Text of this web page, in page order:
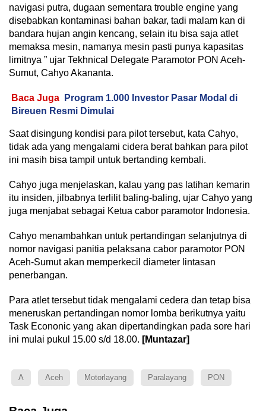
navigasi putra, dugaan sementara trouble engine yang
disebabkan kontaminasi bahan bakar, tadi malam kan di
bandara hujan angin kencang, selain itu bisa saja atlet
memaksa mesin, namanya mesin pasti punya kapasitas
limitnya ” ujar Tekhnical Delegate Paramotor PON Aceh-
Sumut, Cahyo Akananta.
Baca Juga
Program 1.000 Investor Pasar Modal di
Bireuen Resmi Dimulai
Saat disingung kondisi para pilot tersebut, kata Cahyo,
tidak ada yang mengalami cidera berat bahkan para pilot
ini masih bisa tampil untuk bertanding kembali.
Cahyo juga menjelaskan, kalau yang pas latihan kemarin
itu insiden, jilbabnya terlilit baling-baling, ujar Cahyo yang
juga menjabat sebagai Ketua cabor paramotor Indonesia.
Cahyo menambahkan untuk pertandingan selanjutnya di
nomor navigasi panitia pelaksana cabor paramotor PON
Aceh-Sumut akan memperkecil diameter lintasan
penerbangan.
Para atlet tersebut tidak mengalami cedera dan tetap bisa
meneruskan pertandingan nomor lomba berikutnya yaitu
Task Econonic yang akan dipertandingkan pada sore hari
ini mulai pukul 15.00 s/d 18.00. [Muntazar]
A Aceh Motorlayang Paralayang PON